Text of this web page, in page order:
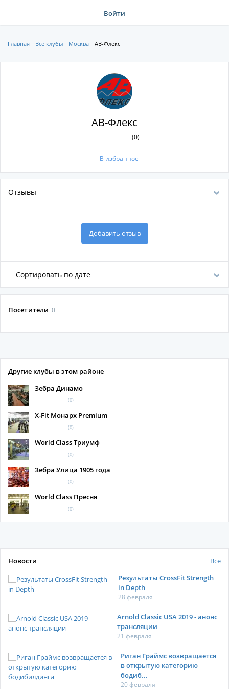
Войти
Главная Все клубы Москва АВ-Флекс
АВ-Флекс
(0)
В избранное
Отзывы
Добавить отзыв
Сортировать по дате
Посетители 0
Другие клубы в этом районе
Зебра Динамо
(0)
X-Fit Монарх Premium
(0)
World Class Триумф
(0)
Зебра Улица 1905 года
(0)
World Class Пресня
(0)
Новости
Все
Результаты CrossFit Strength
in Depth
28 февраля
Arnold Classic USA 2019 - анонс
трансляции
21 февраля
Риган Граймс возвращается
в открытую категорию
бодиб...
20 февраля